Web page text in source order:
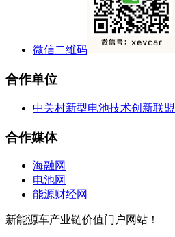
微信二维码
合作单位
中关村新型电池技术创新联盟
合作媒体
海融网
电池网
能源财经网
新能源车产业链价值门户网站！